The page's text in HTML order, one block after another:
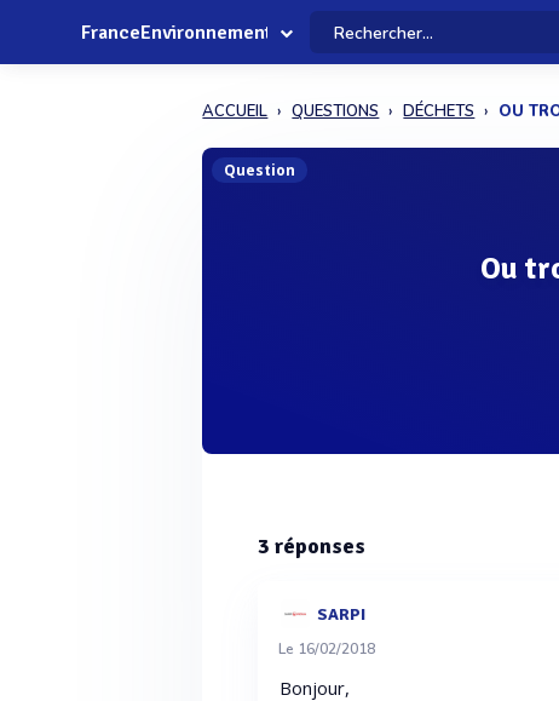
FranceEnvironnement
ACCUEIL QUESTIONS DÉCHETS OU
Question
Ou
3 réponses
SARPI
Le 16/02/2018
Bonjour,